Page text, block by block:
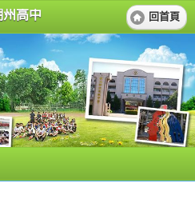
州高中 回首頁